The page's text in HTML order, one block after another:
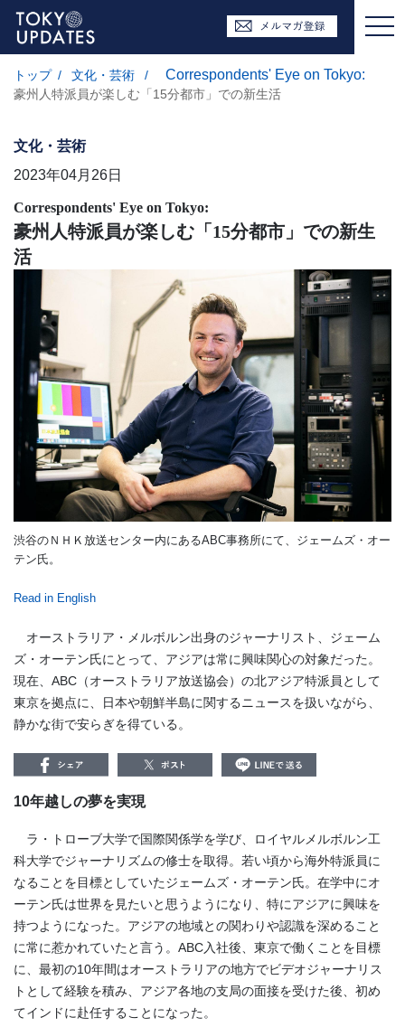
トップ / 文化・芸術 / Correspondents' Eye on Tokyo:
豪州人特派員が楽しむ「15分都市」での新生活
文化・芸術
2023年04月26日
Correspondents' Eye on Tokyo:
豪州人特派員が楽しむ「15分都市」での新生
活
渋谷のＮＨＫ放送センター内にあるABC事務所にて、ジェームズ・オー
テン氏。
Read in English
オーストラリア・メルボルン出身のジャーナリスト、ジェーム
ズ・オーテン氏にとって、アジアは常に興味関心の対象だった。
現在、ABC（オーストラリア放送協会）の北アジア特派員として
東京を拠点に、日本や朝鮮半島に関するニュースを扱いながら、
静かな街で安らぎを得ている。
10年越しの夢を実現
ラ・トローブ大学で国際関係学を学び、ロイヤルメルボルン工
科大学でジャーナリズムの修士を取得。若い頃から海外特派員に
なることを目標としていたジェームズ・オーテン氏。在学中にオ
ーテン氏は世界を見たいと思うようになり、特にアジアに興味を
持つようになった。アジアの地域との関わりや認識を深めること
に常に惹かれていたと言う。ABC入社後、東京で働くことを目標
に、最初の10年間はオーストラリアの地方でビデオジャーナリス
トとして経験を積み、アジア各地の支局の面接を受けた後、初め
てインドに赴任することになった。